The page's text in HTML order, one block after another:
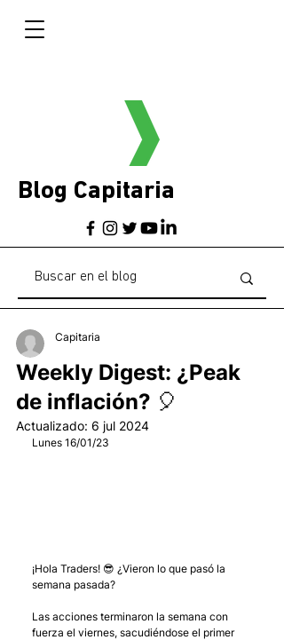
Blog Capitaria
Weekly Digest: ¿Peak
de inflación? 🎈
Capitaria
Actualizado: 6 jul 2024
Lunes 16/01/23
¡Hola Traders! 😎 ¿Vieron lo que pasó la
semana pasada?
Las acciones terminaron la semana con
fuerza el viernes, sacudiéndose el primer